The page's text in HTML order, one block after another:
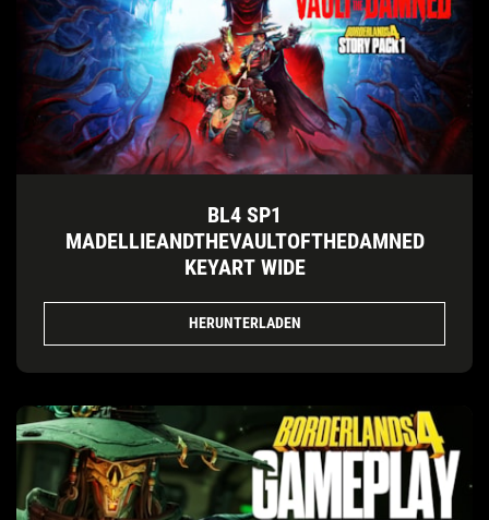
BL4 SP1
MADELLIEANDTHEVAULTOFTHEDAMNED
KEYART WIDE
HERUNTERLADEN